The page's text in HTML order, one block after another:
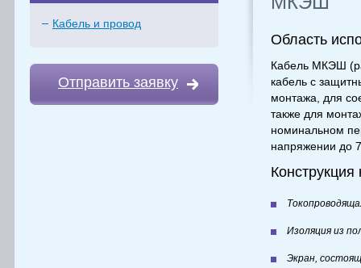
Кабель и провод
Отправить заявку
Область
Кабель МКЭШ
кабель с
монтажа, для
также для
номинальном
напряжении до
Изоляция из
Экран,